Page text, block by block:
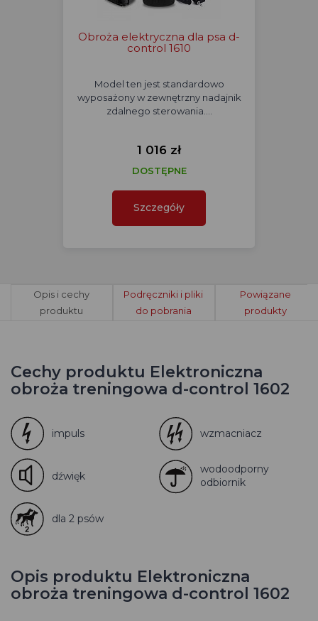
Obroża elektryczna dla psa d-
control 1610
Model ten jest standardowo
wyposażony w zewnętrzny nadajnik
zdalnego sterowania.…
1 016 zł
DOSTĘPNE
Szczegóły
Opis i cechy
produktu
Podręczniki i pliki
do pobrania
Powiązane
produkty
Cechy produktu Elektroniczna
obroża treningowa d-control 1602
impuls wzmacniacz
dźwięk
wodoodporny
odbiornik
dla 2 psów
Opis produktu Elektroniczna
obroża treningowa d-control 1602